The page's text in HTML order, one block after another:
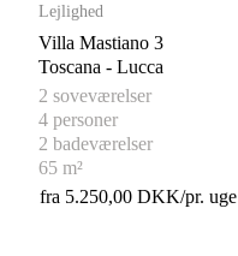
Lejlighed
Villa Mastiano 3
Toscana - Lucca
2 soveværelser
4 personer
2 badeværelser
65 m²
fra 5.250,00 DKK/pr. uge